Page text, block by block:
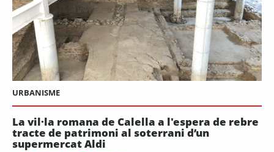
URBANISME
La vil·la romana de Calella a l'espera de rebre
tracte de patrimoni al soterrani d’un
supermercat Aldi